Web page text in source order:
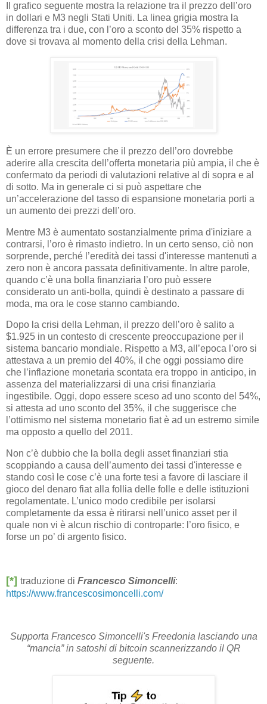
Il grafico seguente mostra la relazione tra il prezzo dell’oro
in dollari e M3 negli Stati Uniti. La linea grigia mostra la
differenza tra i due, con l’oro a sconto del 35% rispetto a
dove si trovava al momento della crisi della Lehman.
È un errore presumere che il prezzo dell’oro dovrebbe
aderire alla crescita dell’offerta monetaria più ampia, il che è
confermato da periodi di valutazioni relative al di sopra e al
di sotto. Ma in generale ci si può aspettare che
un’accelerazione del tasso di espansione monetaria porti a
un aumento dei prezzi dell’oro.
Mentre M3 è aumentato sostanzialmente prima d'iniziare a
contrarsi, l’oro è rimasto indietro. In un certo senso, ciò non
sorprende, perché l’eredità dei tassi d'interesse mantenuti a
zero non è ancora passata definitivamente. In altre parole,
quando c’è una bolla finanziaria l’oro può essere
considerato un anti-bolla, quindi è destinato a passare di
moda, ma ora le cose stanno cambiando.
Dopo la crisi della Lehman, il prezzo dell’oro è salito a
$1.925 in un contesto di crescente preoccupazione per il
sistema bancario mondiale. Rispetto a M3, all’epoca l’oro si
attestava a un premio del 40%, il che oggi possiamo dire
che l’inflazione monetaria scontata era troppo in anticipo, in
assenza del materializzarsi di una crisi finanziaria
ingestibile. Oggi, dopo essere sceso ad uno sconto del 54%,
si attesta ad uno sconto del 35%, il che suggerisce che
l’ottimismo nel sistema monetario fiat è ad un estremo simile
ma opposto a quello del 2011.
Non c’è dubbio che la bolla degli asset finanziari stia
scoppiando a causa dell’aumento dei tassi d'interesse e
stando così le cose c’è una forte tesi a favore di lasciare il
gioco del denaro fiat alla follia delle folle e delle istituzioni
regolamentate. L’unico modo credibile per isolarsi
completamente da essa è ritirarsi nell’unico asset per il
quale non vi è alcun rischio di controparte: l’oro fisico, e
forse un po’ di argento fisico.
[*] traduzione di Francesco Simoncelli:
https://www.francescosimoncelli.com/
Supporta Francesco Simoncelli's Freedonia lasciando una
“mancia” in satoshi di bitcoin scannerizzando il QR
seguente.